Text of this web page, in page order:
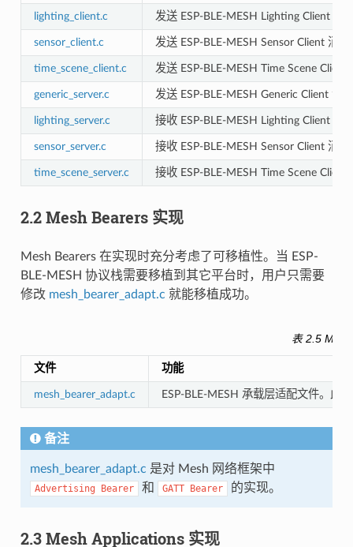
lighting_client.c 发送 ESP-BLE-MESH Lighting Client 消
sensor_client.c 发送 ESP-BLE-MESH Sensor Client 消
time_scene_client.c 发送 ESP-BLE-MESH Time Scene
generic_server.c 发送 ESP-BLE-MESH Generic Client 消
lighting_server.c 接收 ESP-BLE-MESH Lighting Client 消
sensor_server.c 接收 ESP-BLE-MESH Sensor Client 消
time_scene_server.c 接收 ESP-BLE-MESH Time Scene
2.2 Mesh Bearers 实现
Mesh Bearers 在实现时充分考虑了可移植性。当 ESP-
BLE-MESH 协议栈需要移植到其它平台时，用户只需要
修改 mesh_bearer_adapt.c 就能移植成功。
表 2.5
文件 功能
mesh_bearer_adapt.c ESP-BLE-MESH 承载层适配文件。此
备注
mesh_bearer_adapt.c 是对 Mesh 网络框架中
Advertising Bearer 和 GATT Bearer 的实现。
2.3 Mesh Applications 实现